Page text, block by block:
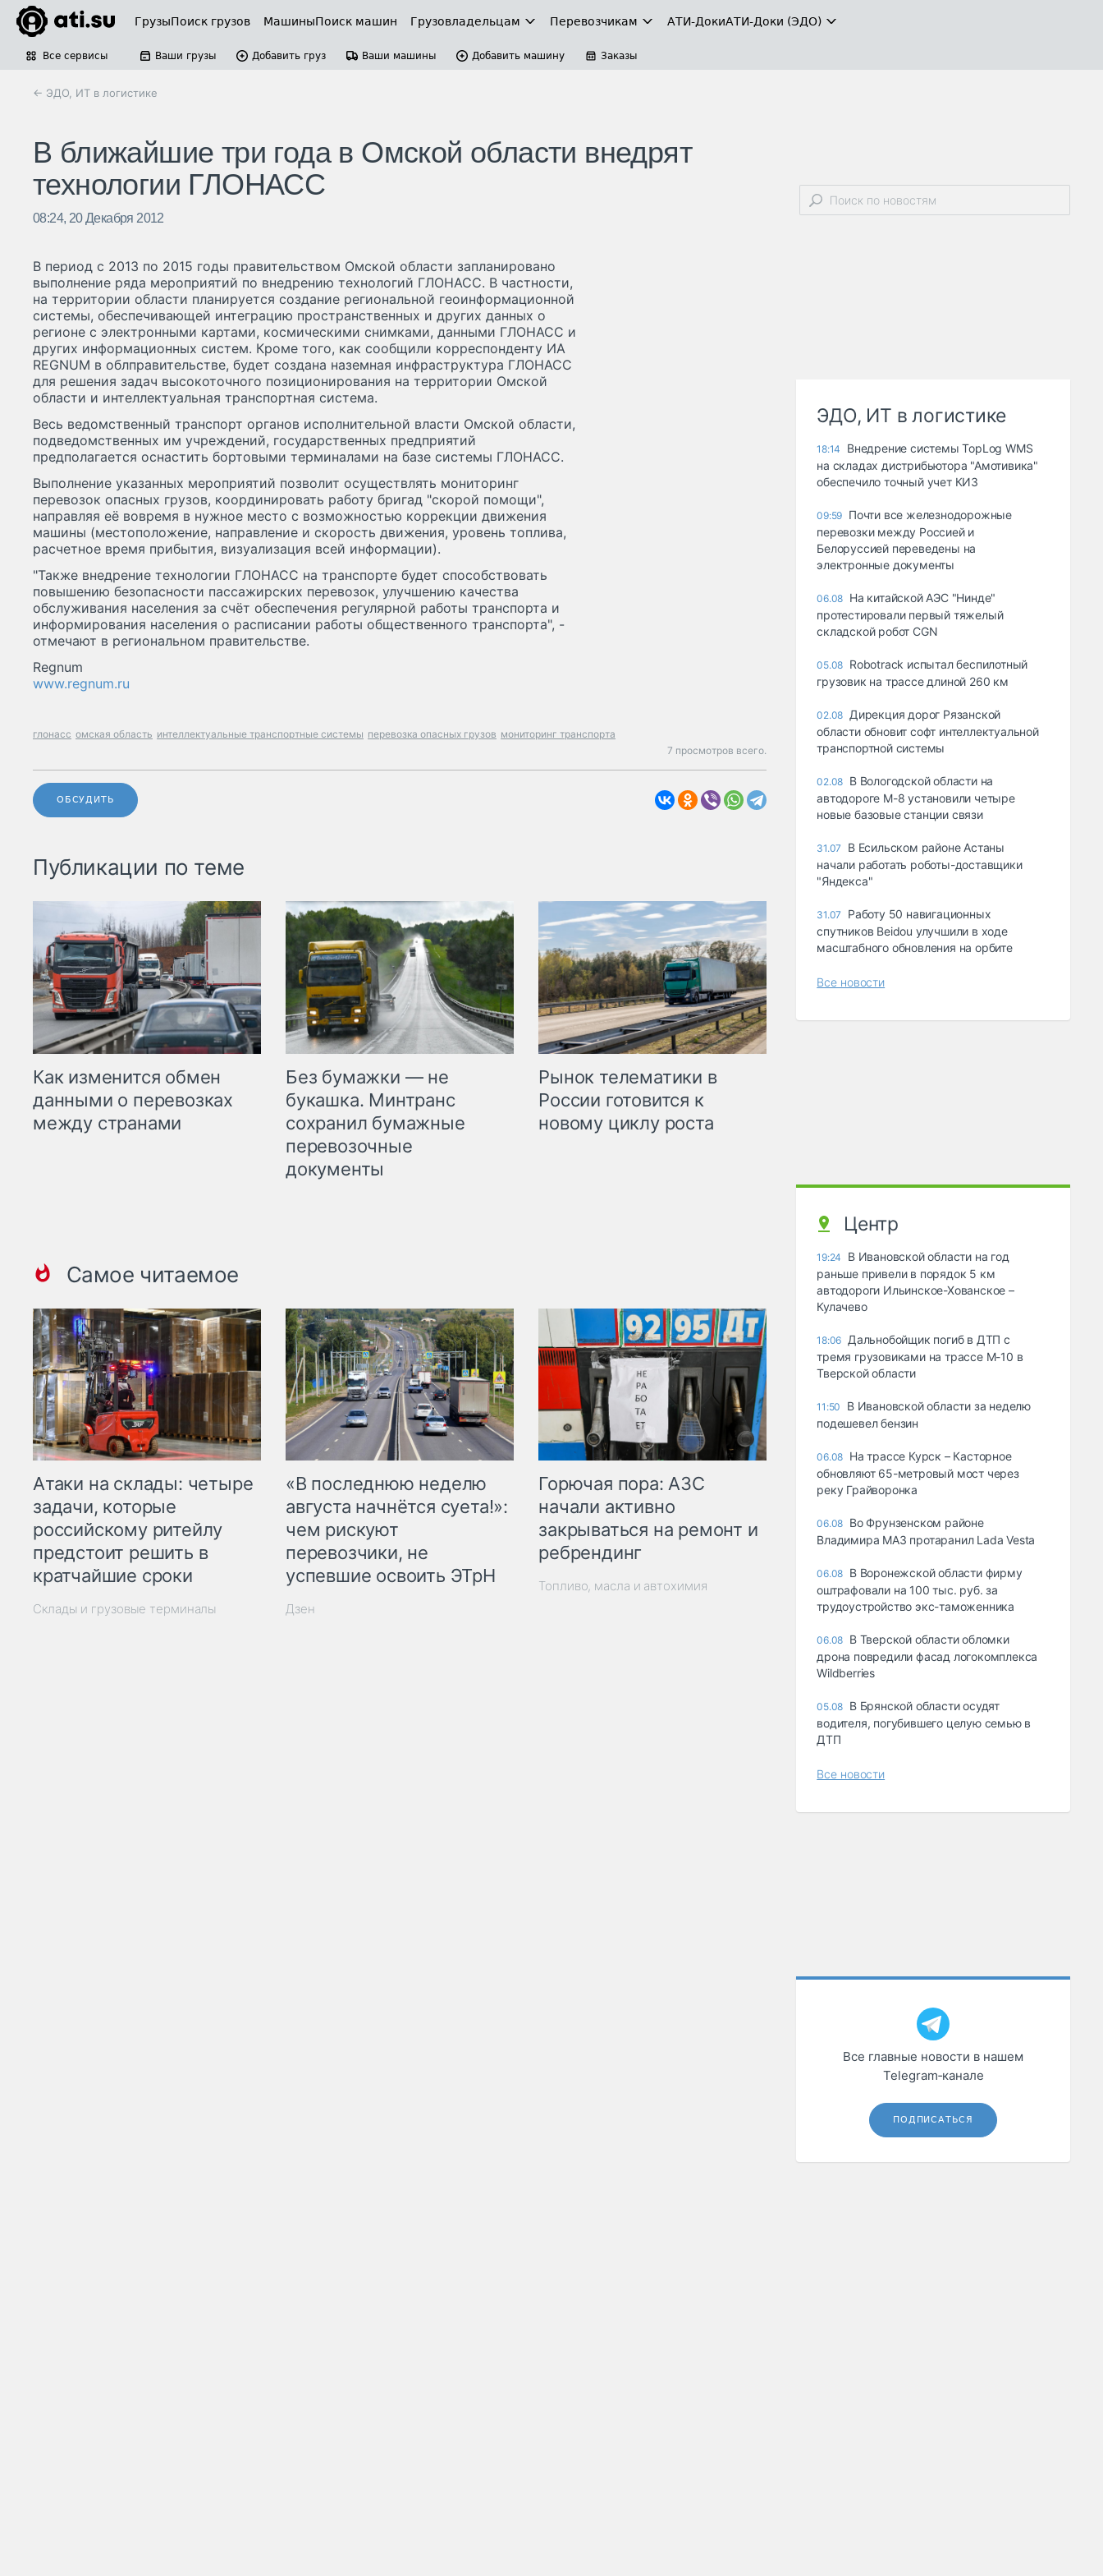
ГрузыПоиск грузов МашиныПоиск машин Грузовладельцам Перевозчикам АТИ-ДокиАТИ-Доки (ЭДО)
Все сервисы Ваши грузы Добавить груз Ваши машины Добавить машину Заказы
← ЭДО, ИТ в логистике
В ближайшие три года в Омской области внедрят
технологии ГЛОНАСС
08:24, 20 Декабря 2012
В период с 2013 по 2015 годы правительством Омской области запланировано
выполнение ряда мероприятий по внедрению технологий ГЛОНАСС. В частности,
на территории области планируется создание региональной геоинформационной
системы, обеспечивающей интеграцию пространственных и других данных о
регионе с электронными картами, космическими снимками, данными ГЛОНАСС и
других информационных систем. Кроме того, как сообщили корреспонденту ИА
REGNUM в облправительстве, будет создана наземная инфраструктура ГЛОНАСС
для решения задач высокоточного позиционирования на территории Омской
области и интеллектуальная транспортная система.
Весь ведомственный транспорт органов исполнительной власти Омской области,
подведомственных им учреждений, государственных предприятий
предполагается оснастить бортовыми терминалами на базе системы ГЛОНАСС.
Выполнение указанных мероприятий позволит осуществлять мониторинг
перевозок опасных грузов, координировать работу бригад "скорой помощи",
направляя её вовремя в нужное место с возможностью коррекции движения
машины (местоположение, направление и скорость движения, уровень топлива,
расчетное время прибытия, визуализация всей информации).
"Также внедрение технологии ГЛОНАСС на транспорте будет способствовать
повышению безопасности пассажирских перевозок, улучшению качества
обслуживания населения за счёт обеспечения регулярной работы транспорта и
информирования населения о расписании работы общественного транспорта", -
отмечают в региональном правительстве.
Regnum
www.regnum.ru
глонасс омская область интеллектуальные транспортные системы перевозка опасных грузов мониторинг транспорта
7 просмотров всего.
ОБСУДИТЬ
Публикации по теме
Как изменится обмен
данными о перевозках
между странами
Без бумажки — не
букашка. Минтранс
сохранил бумажные
перевозочные
документы
Рынок телематики в
России готовится к
новому циклу роста
Самое читаемое
Атаки на склады: четыре
задачи, которые
российскому ритейлу
предстоит решить в
кратчайшие сроки
Склады и грузовые терминалы
«В последнюю неделю
августа начнётся суета!»:
чем рискуют
перевозчики, не
успевшие освоить ЭТрН
Дзен
Горючая пора: АЗС
начали активно
закрываться на ремонт и
ребрендинг
Топливо, масла и автохимия
ЭДО, ИТ в логистике
18:14
Внедрение системы TopLog WMS
на складах дистрибьютора "Амотивика"
обеспечило точный учет КИЗ
09:59 Почти все железнодорожные
перевозки между Россией и
Белоруссией переведены на
электронные документы
06.08 На китайской АЭС "Нинде"
протестировали первый тяжелый
складской робот CGN
05.08 Robotrack испытал беспилотный
грузовик на трассе длиной 260 км
02.08 Дирекция дорог Рязанской
области обновит софт интеллектуальной
транспортной системы
02.08 В Вологодской области на
автодороге М-8 установили четыре
новые базовые станции связи
31.07
В Есильском районе Астаны
начали работать роботы-доставщики
"Яндекса"
31.07
Работу 50 навигационных
спутников Beidou улучшили в ходе
масштабного обновления на орбите
Все новости
Центр
19:24
В Ивановской области на год
раньше привели в порядок 5 км
автодороги Ильинское-Хованское –
Кулачево
18:06 Дальнобойщик погиб в ДТП с
тремя грузовиками на трассе М-10 в
Тверской области
11:50
В Ивановской области за неделю
подешевел бензин
06.08 На трассе Курск – Касторное
обновляют 65-метровый мост через
реку Грайворонка
06.08 Во Фрунзенском районе
Владимира МАЗ протаранил Lada Vesta
06.08 В Воронежской области фирму
оштрафовали на 100 тыс. руб. за
трудоустройство экс-таможенника
06.08 В Тверской области обломки
дрона повредили фасад логокомплекса
Wildberries
05.08 В Брянской области осудят
водителя, погубившего целую семью в
ДТП
Все новости
Все главные новости в нашем
Telegram‑канале
ПОДПИСАТЬСЯ